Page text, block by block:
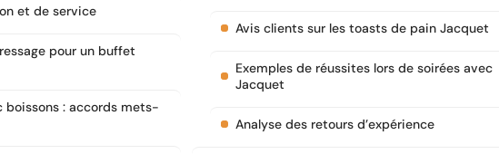
et de service
pour un buffet
boissons : accords mets-
Avis clients sur les toasts de pain Jacquet
Exemples de réussites lors de soirées avec
Jacquet
Analyse des retours d’expérience